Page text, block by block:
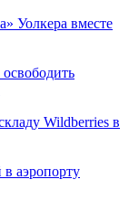
Уолкера вместе
Wildberries в
в аэропорту